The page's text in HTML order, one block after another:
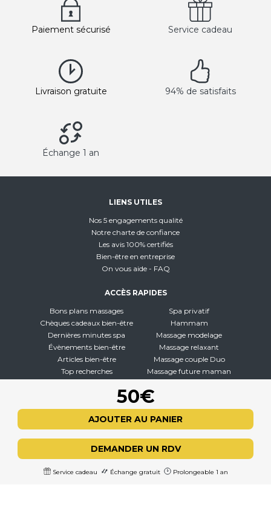
50€
AJOUTER AU PANIER
DEMANDER UN RDV
Service cadeau Échange gratuit Prolongeable 1 an
Paiement sécurisé Service cadeau
Livraison gratuite 94% de satisfaits
Échange 1 an
LIENS UTILES
Nos 5 engagements qualité
Notre charte de confiance
Les avis 100% certifiés
Bien-être en entreprise
On vous aide - FAQ
ACCÈS RAPIDES
Bons plans massages
Chèques cadeaux bien-être
Dernières minutes spa
Évènements bien-être
Articles bien-être
Top recherches
Spa privatif
Hammam
Massage modelage
Massage relaxant
Massage couple Duo
Massage future maman
À PROPOS
CGV - CGU
Mentions légales
Politique de confidentialité